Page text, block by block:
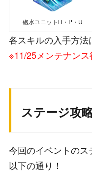
砲水ユニットH・P・U
各スキルの入手方法
※11/25メンテナン
ステージ攻
今回のイベントのス
以下の通り！